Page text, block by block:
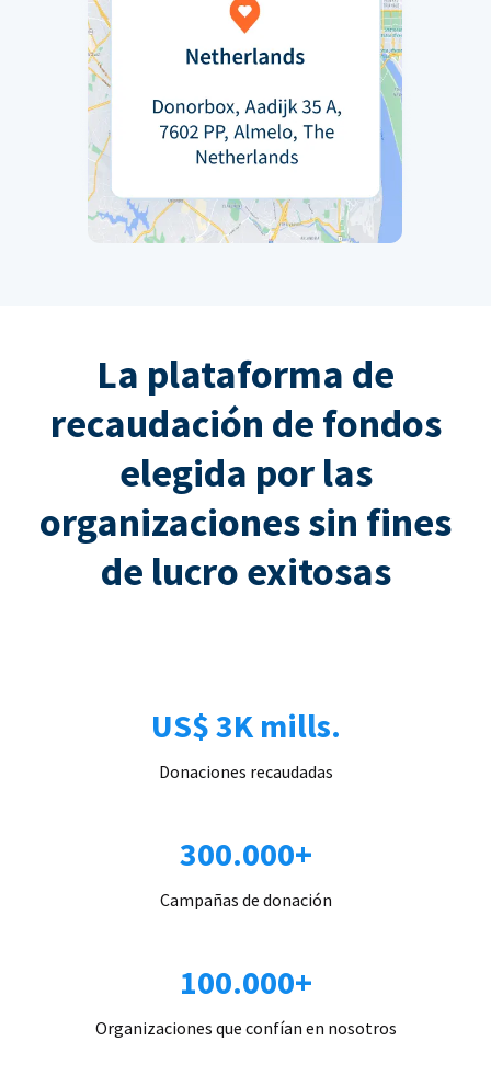
La plataforma de
recaudación de fondos
elegida por las
organizaciones sin fines
de lucro exitosas
US$ 3K mills.
Donaciones recaudadas
300.000+
Campañas de donación
100.000+
Organizaciones que confían en nosotros